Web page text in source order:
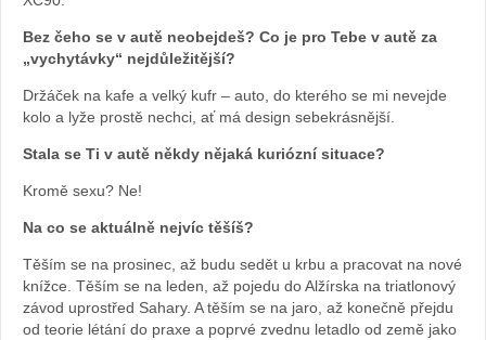
Bez čeho se v autě neobejdeš? Co je pro Tebe v autě za
„vychytávky“ nejdůležitější?
Držáček na kafe a velký kufr – auto, do kterého se mi nevejde
kolo a lyže prostě nechci, ať má design sebekrásnější.
Stala se Ti v autě někdy nějaká kuriózní situace?
Kromě sexu? Ne!
Na co se aktuálně nejvíc těšíš?
Těším se na prosinec, až budu sedět u krbu a pracovat na nové
knížce. Těším se na leden, až pojedu do Alžírska na triatlonový
závod uprostřed Sahary. A těším se na jaro, až konečně přejdu
od teorie létání do praxe a poprvé zvednu letadlo od země jako